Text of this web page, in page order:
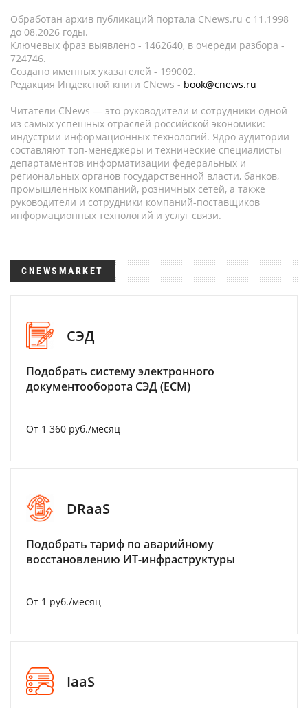
Обработан архив публикаций портала CNews.ru c 11.1998
до 08.2026 годы.
Ключевых фраз выявлено - 1462640, в очереди разбора -
724746.
Создано именных указателей - 199002.
Редакция Индексной книги CNews - book@cnews.ru
Читатели CNews — это руководители и сотрудники одной
из самых успешных отраслей российской экономики:
индустрии информационных технологий. Ядро аудитории
составляют топ-менеджеры и технические специалисты
департаментов информатизации федеральных и
региональных органов государственной власти, банков,
промышленных компаний, розничных сетей, а также
руководители и сотрудники компаний-поставщиков
информационных технологий и услуг связи.
CNEWSMARKET
СЭД
Подобрать систему электронного
документооборота СЭД (ECM)
От 1 360 руб./месяц
DRaaS
Подобрать тариф по аварийному
восстановлению ИТ-инфраструктуры
От 1 руб./месяц
IaaS